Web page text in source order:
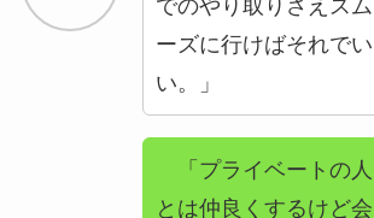
「プライベートの人
とは仲良くするけど会